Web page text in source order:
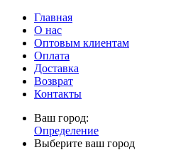
Главная
О нас
Оптовым клиентам
Оплата
Доставка
Возврат
Контакты
Ваш город:
Определение
Выберите ваш город